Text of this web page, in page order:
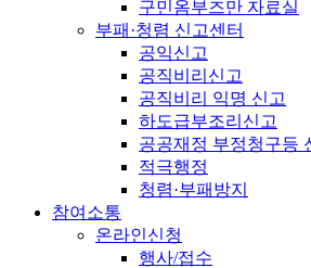
구민옴부즈만 자료실
부패·청렴 신고센터
공익신고
공직비리신고
공직비리 익명 신고
하도급부조리신고
공공재정 부정청구등
적극행정
청렴·부패방지
참여소통
온라인신청
행사/접수